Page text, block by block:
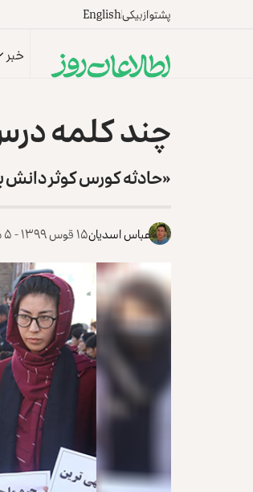
پشتوازبیکیEnglish
خبر
چند کلمه
«حادثه کورس کوثر
عباس اسدیان۱۵ قوس ۱۳۹۹ - ۵ دسمبر ۲۰۲۰